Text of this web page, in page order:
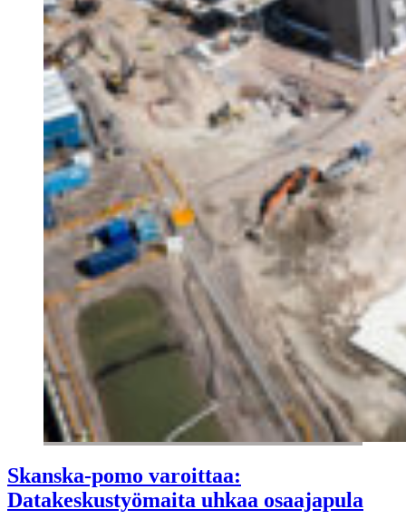
Skanska-pomo varoittaa:
Datakeskustyömaita uhkaa osaajapula